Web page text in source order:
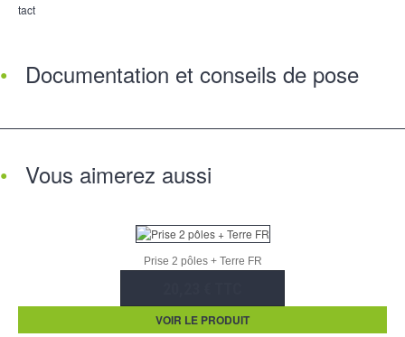
tact
Documentation et conseils de pose
Vous aimerez aussi
Prise 2 pôles + Terre FR
VOIR LE PRODUIT